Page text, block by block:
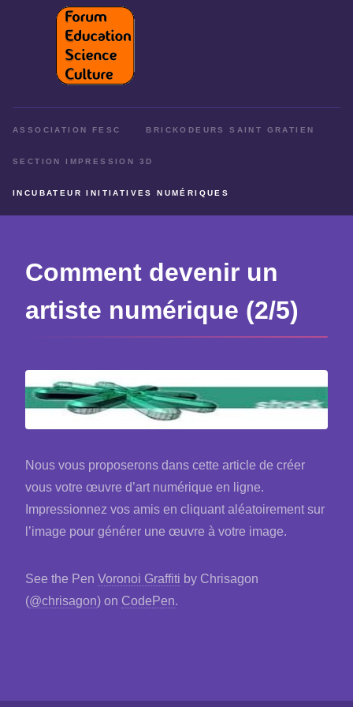
ASSOCIATION FESC BRICKODEURS SAINT GRATIEN
SECTION IMPRESSION 3D
INCUBATEUR INITIATIVES NUMÉRIQUES
Comment devenir un
artiste numérique (2/5)
Nous vous proposerons dans cette article de créer
vous votre œuvre d’art numérique en ligne.
Impressionnez vos amis en cliquant aléatoirement sur
l’image pour générer une œuvre à votre image.
See the Pen Voronoi Graffiti by Chrisagon
(@chrisagon) on CodePen.